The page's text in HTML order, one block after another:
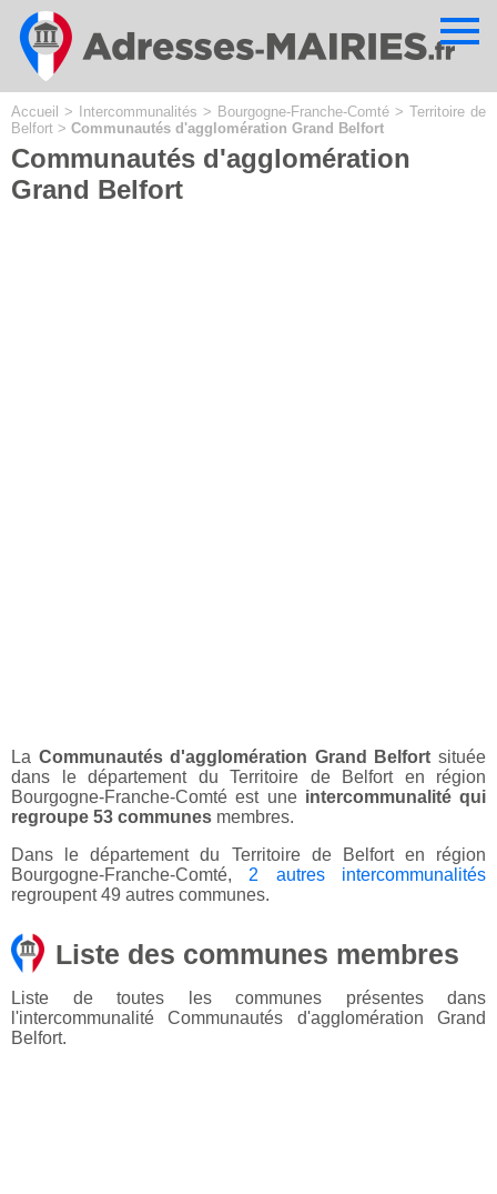
Accueil > Intercommunalités > Bourgogne-Franche-Comté > Territoire de
Belfort > Communautés d'agglomération Grand Belfort
Communautés d'agglomération
Grand Belfort
La Communautés d'agglomération Grand Belfort située
dans le département du Territoire de Belfort en région
Bourgogne-Franche-Comté est une intercommunalité qui
regroupe 53 communes membres.
Dans le département du Territoire de Belfort en région
Bourgogne-Franche-Comté, 2 autres intercommunalités
regroupent 49 autres communes.
Liste des communes membres
Liste de toutes les communes présentes dans
l'intercommunalité Communautés d'agglomération Grand
Belfort.
Cookies management panel